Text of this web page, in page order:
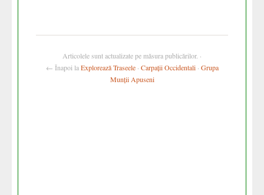
Articolele sunt actualizate pe măsura publicărilor. ·
← Înapoi laExplorează Traseele· Carpații Occidentali· Grupa
Munții Apuseni